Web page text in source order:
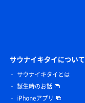
サウナイキタイについて
サウナイキタイとは
誕生時のお話
iPhoneアプリ